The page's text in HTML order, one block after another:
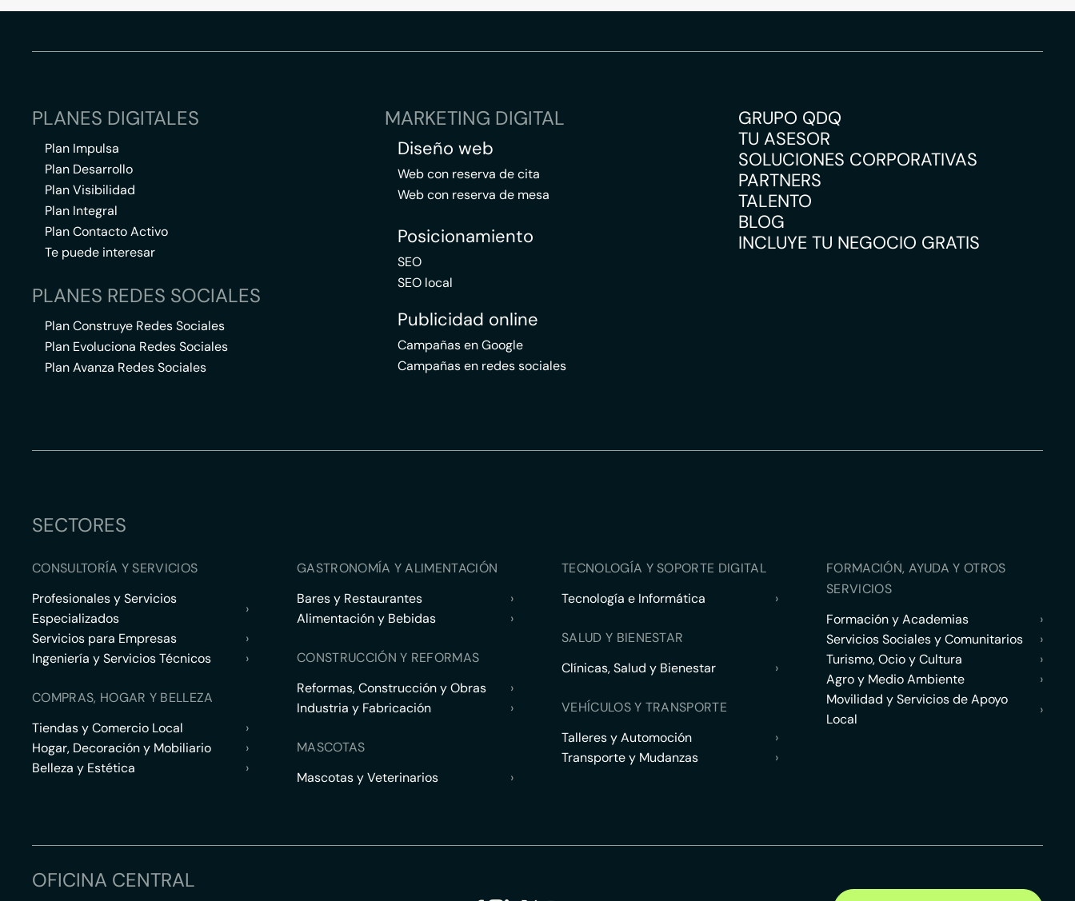
PLANES DIGITALES
Plan Impulsa
Plan Desarrollo
Plan Visibilidad
Plan Integral
Plan Contacto Activo
Te puede interesar
PLANES REDES SOCIALES
Plan Construye Redes Sociales
Plan Evoluciona Redes Sociales
Plan Avanza Redes Sociales
MARKETING DIGITAL
Diseño web
Web con reserva de cita
Web con reserva de mesa
Posicionamiento
SEO
SEO local
Publicidad online
Campañas en Google
Campañas en redes sociales
GRUPO QDQ
TU ASESOR
SOLUCIONES CORPORATIVAS
PARTNERS
TALENTO
BLOG
INCLUYE TU NEGOCIO GRATIS
SECTORES
CONSULTORÍA Y SERVICIOS
Profesionales y Servicios
Especializados
›
Servicios para Empresas
›
Ingeniería y Servicios Técnicos
›
COMPRAS, HOGAR Y BELLEZA
Tiendas y Comercio Local
›
Hogar, Decoración y Mobiliario
›
Belleza y Estética
›
GASTRONOMÍA Y ALIMENTACIÓN
Bares y Restaurantes
›
Alimentación y Bebidas
›
CONSTRUCCIÓN Y REFORMAS
Reformas, Construcción y Obras
›
Industria y Fabricación
›
MASCOTAS
Mascotas y Veterinarios
›
TECNOLOGÍA Y SOPORTE DIGITAL
Tecnología e Informática
›
SALUD Y BIENESTAR
Clínicas, Salud y Bienestar
›
VEHÍCULOS Y TRANSPORTE
Talleres y Automoción
›
Transporte y Mudanzas
›
FORMACIÓN, AYUDA Y OTROS
SERVICIOS
Formación y Academias
›
Servicios Sociales y Comunitarios
›
Turismo, Ocio y Cultura
›
Agro y Medio Ambiente
›
Movilidad y Servicios de Apoyo
Local
›
OFICINA CENTRAL